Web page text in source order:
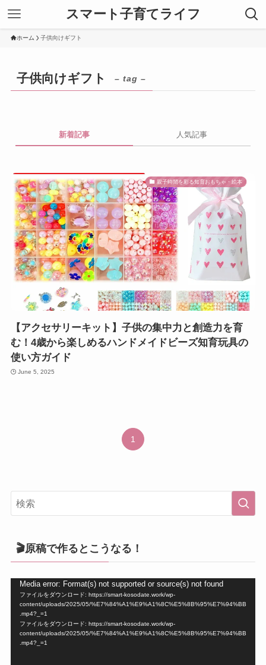
スマート子育てライフ
ホーム 子供向けギフト
子供向けギフト – tag –
新着記事 人気記事
親子時間を彩る知育おもちゃ・絵本
【アクセサリーキット】子供の集中力と創造力を育
む！4歳から楽しめるハンドメイドビーズ知育玩具の
使い方ガイド
June 5, 2025
1
🎬原稿で作るとこうなる！
Media error: Format(s) not supported or source(s) not found
ファイルをダウンロード: https://smart-kosodate.work/wp-
content/uploads/2025/05/%E7%84%A1%E9%A1%8C%E5%8B%95%E7%94%BB
.mp4?_=1
ファイルをダウンロード: https://smart-kosodate.work/wp-
content/uploads/2025/05/%E7%84%A1%E9%A1%8C%E5%8B%95%E7%94%BB
.mp4?_=1